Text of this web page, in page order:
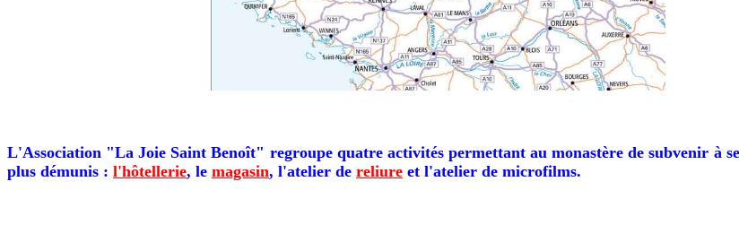
L'Association "La Joie Saint Benoît" regroupe quatre activités permettant au monastère de subvenir à
plus démunis : l'hôtellerie, le magasin, l'atelier de reliure et l'atelier de microfilms.